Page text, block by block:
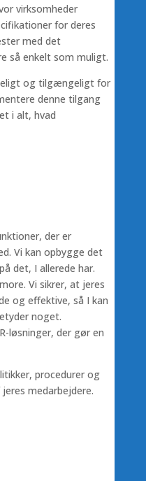
virksomheder
for deres
med det
så enkelt som muligt.
og tilgængeligt for
denne tilgang
i alt, hvad
der er
Vi kan opbygge det
det, I allerede har.
Vi sikrer, at jeres
og effektive, så I kan
noget.
løsninger, der gør en
procedurer og
medarbejdere.